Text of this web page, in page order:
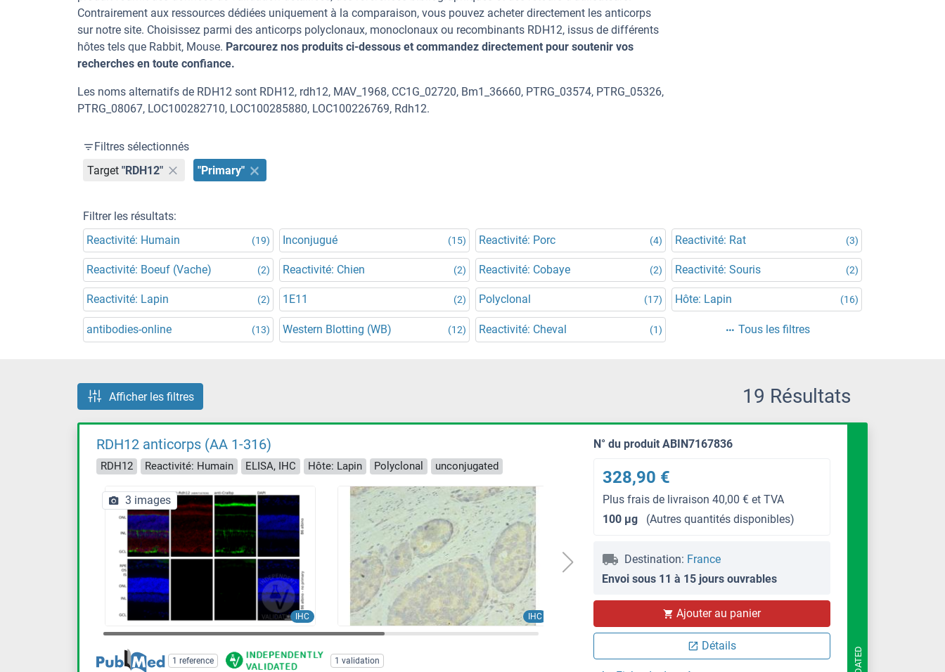
Contrairement aux ressources dédiées uniquement à la comparaison, vous pouvez acheter directement les anticorps
sur notre site. Choisissez parmi des anticorps polyclonaux, monoclonaux ou recombinants RDH12, issus de différents
hôtes tels que Rabbit, Mouse. Parcourez nos produits ci-dessous et commandez directement pour soutenir vos
recherches en toute confiance.
Les noms alternatifs de RDH12 sont RDH12, rdh12, MAV_1968, CC1G_02720, Bm1_36660, PTRG_03574, PTRG_05326,
PTRG_08067, LOC100282710, LOC100285880, LOC100226769, Rdh12.
Filtres sélectionnés
Target "RDH12" "Primary"
Filtrer les résultats:
Reactivité: Humain
(19) Inconjugué (15) Reactivité: Porc (4) Reactivité: Rat (3)
Reactivité: Boeuf (Vache) (2) Reactivité: Chien (2) Reactivité: Cobaye (2) Reactivité: Souris (2)
Reactivité: Lapin (2) 1E11 (2) Polyclonal (17) Hôte: Lapin (16)
antibodies-online (13) Western Blotting (WB) (12) Reactivité: Cheval (1) Tous les filtres
Afficher les filtres 19 Résultats
RDH12 anticorps (AA 1-316)
RDH12 Reactivité: Humain ELISA, IHC Hôte: Lapin Polyclonal unconjugated
IHC IHC
IHC
3 images
1 reference 1 validation
N° du produit ABIN7167836
328,90 €
Plus frais de livraison 40,00 € et TVA
100 μg
(Autres quantités disponibles)
Destination: France
Envoi sous 11 à 15 jours ouvrables
Ajouter au panier
Détails